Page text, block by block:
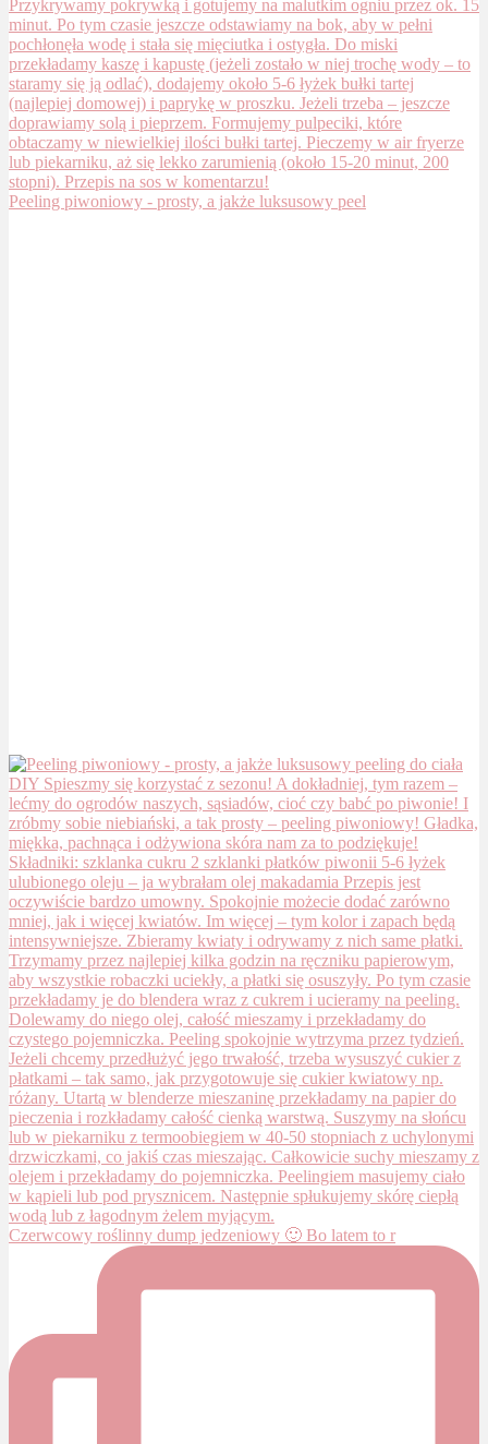
Peeling piwoniowy - prosty, a jakże luksusowy peel
Czerwcowy roślinny dump jedzeniowy 🙂 Bo latem to r